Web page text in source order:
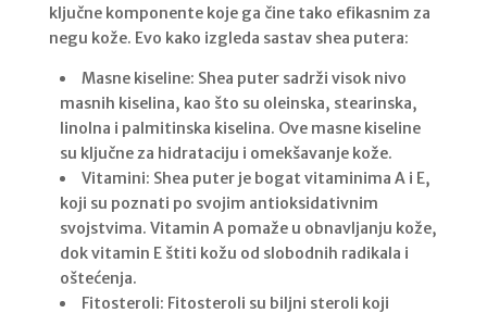
ključne komponente koje ga čine tako efikasnim za
negu kože. Evo kako izgleda sastav shea putera:
Masne kiseline: Shea puter sadrži visok nivo
masnih kiselina, kao što su oleinska, stearinska,
linolna i palmitinska kiselina. Ove masne kiseline
su ključne za hidrataciju i omekšavanje kože.
Vitamini: Shea puter je bogat vitaminima A i E,
koji su poznati po svojim antioksidativnim
svojstvima. Vitamin A pomaže u obnavljanju kože,
dok vitamin E štiti kožu od slobodnih radikala i
oštećenja.
Fitosteroli: Fitosteroli su biljni steroli koji